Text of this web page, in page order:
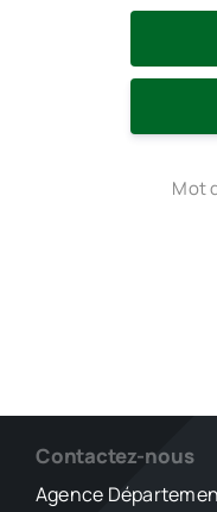
Mot
Contactez-nous
Agence